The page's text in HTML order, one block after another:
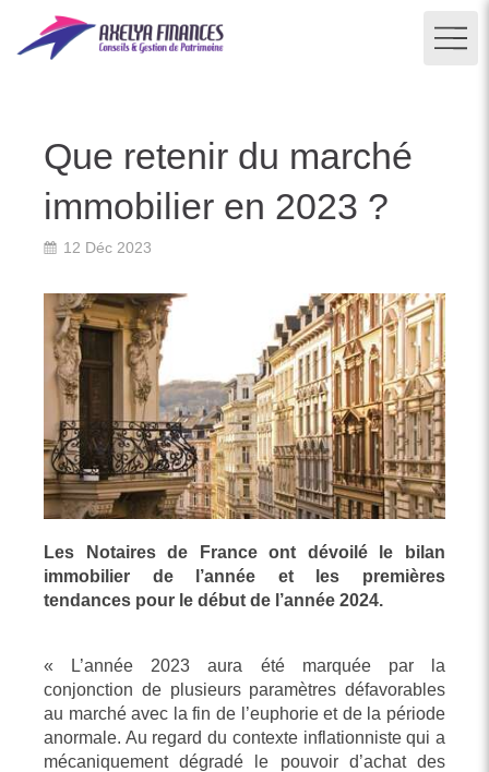
Que retenir du marché
immobilier en 2023 ?
12 Déc 2023
Les Notaires de France ont dévoilé le bilan
immobilier de l’année et les premières
tendances pour le début de l’année 2024.
« L’année 2023 aura été marquée par la
conjonction de plusieurs paramètres défavorables
au marché avec la fin de l’euphorie et de la période
anormale. Au regard du contexte inflationniste qui a
mécaniquement dégradé le pouvoir d’achat des